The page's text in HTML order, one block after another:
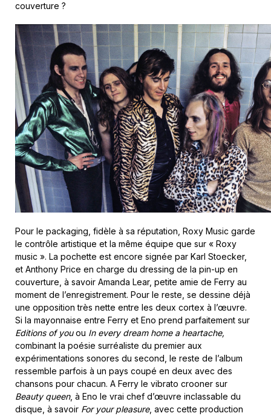
couverture ?
Pour le packaging, fidèle à sa réputation, Roxy Music garde
le contrôle artistique et la même équipe que sur « Roxy
music ». La pochette est encore signée par Karl Stoecker,
et Anthony Price en charge du dressing de la pin-up en
couverture, à savoir Amanda Lear, petite amie de Ferry au
moment de l’enregistrement. Pour le reste, se dessine déjà
une opposition très nette entre les deux cortex à l’œuvre.
Si la mayonnaise entre Ferry et Eno prend parfaitement sur
Editions of youou In every dream home a heartache,
combinant la poésie surréaliste du premier aux
expérimentations sonores du second, le reste de l’album
ressemble parfois à un pays coupé en deux avec des
chansons pour chacun. A Ferry le vibrato crooner sur
Beauty queen, à Eno le vrai chef d’œuvre inclassable du
disque, à savoir For your pleasure, avec cette production